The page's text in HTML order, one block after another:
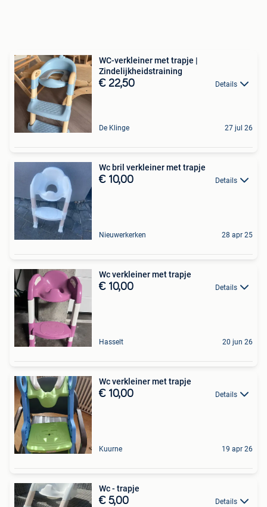
WC-verkleiner met trapje |
Zindelijkheidstraining
€ 22,50 Details
De Klinge 27 jul 26
Wc bril verkleiner met trapje
€ 10,00 Details
Nieuwerkerken 28 apr 25
Wc verkleiner met trapje
€ 10,00 Details
Hasselt 20 jun 26
Wc verkleiner met trapje
€ 10,00 Details
Kuurne 19 apr 26
Wc - trapje
€ 5,00 Details